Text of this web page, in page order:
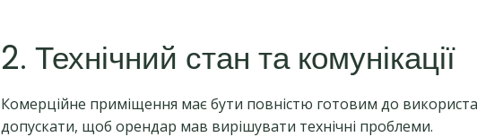
2. Технічний стан та комунікації
Комерційне приміщення має бути повністю готовим до
допускати, щоб орендар мав вирішувати технічні проблеми.